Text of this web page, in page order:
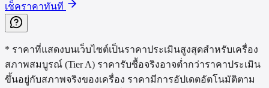
เช็คราคาทันที
* ราคาที่แสดงบนเว็บไซต์เป็นราคาประเมินสูงสุดสำหรับเครื่อง
สภาพสมบูรณ์ (Tier A) ราคารับซื้อจริงอาจต่ำกว่าราคาประเมิน
ขึ้นอยู่กับสภาพจริงของเครื่อง ราคามีการอัปเดตอัตโนมัติตาม